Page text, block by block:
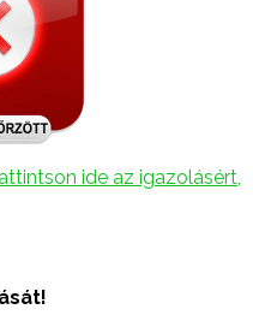
ide az igazolásért,